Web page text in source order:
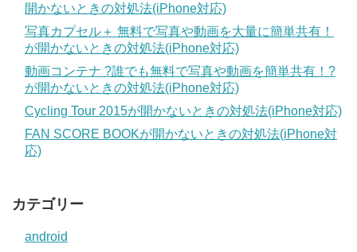
開かないときの対処法(iPhone対応)
写真カプセル＋ 無料で写真や動画を大量に簡単共有！
が開かないときの対処法(iPhone対応)
動画コンテナ ?誰でも無料で写真や動画を簡単共有！?
が開かないときの対処法(iPhone対応)
Cycling Tour 2015が開かないときの対処法(iPhone対応)
FAN SCORE BOOKが開かないときの対処法(iPhone対
応)
カテゴリー
android